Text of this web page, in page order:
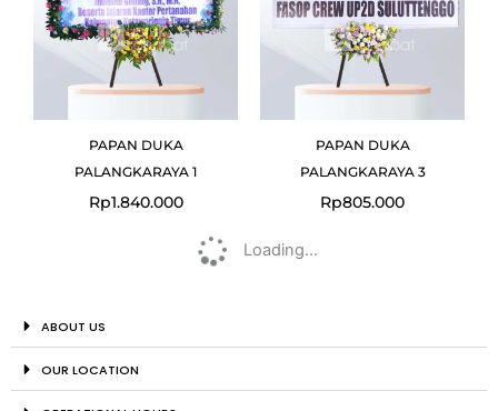
PAPAN DUKA
PALANGKARAYA 1
Rp1.840.000
PAPAN DUKA
PALANGKARAYA 3
Rp805.000
Loading...
ABOUT US
OUR LOCATION